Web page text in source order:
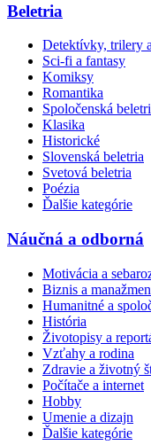
Beletria
Detektívky, trilery
Sci-fi a fantasy
Komiksy
Romantika
Spoločenská
Klasika
Historické
Slovenská beletria
Svetová beletria
Poézia
Ďalšie kategórie
Náučná a odborná
Motivácia a
Biznis a
Humanitné a
História
Životopisy a
Vzťahy a rodina
Zdravie a životný
Počítače a internet
Hobby
Umenie a dizajn
Ďalšie kategórie